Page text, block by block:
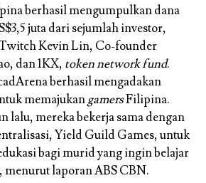
berhasil mengumpulkan dana
juta dari sejumlah investor,
Kevin Lin, Co-founder
, dan 1KX, token network fund.
berhasil mengadakan
memajukangamersFilipina.
lalu, mereka bekerja sama dengan
Yield Guild Games, untuk
bagi murid yang ingin belajar
, menurut laporan ABS CBN.